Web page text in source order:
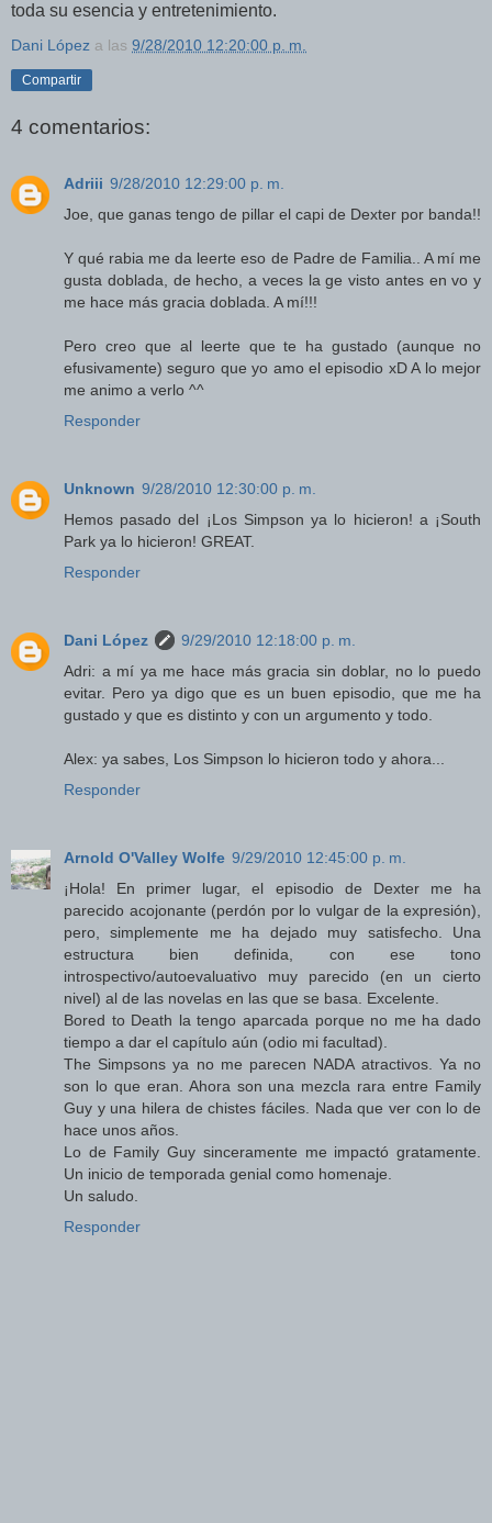
toda su esencia y entretenimiento.
Dani López a las 9/28/2010 12:20:00 p. m.
Compartir
4 comentarios:
Adriii 9/28/2010 12:29:00 p. m.
Joe, que ganas tengo de pillar el capi de Dexter por banda!!
Y qué rabia me da leerte eso de Padre de Familia.. A mí me
gusta doblada, de hecho, a veces la ge visto antes en vo y
me hace más gracia doblada. A mí!!!
Pero creo que al leerte que te ha gustado (aunque no
efusivamente) seguro que yo amo el episodio xD A lo mejor
me animo a verlo ^^
Responder
Unknown 9/28/2010 12:30:00 p. m.
Hemos pasado del ¡Los Simpson ya lo hicieron! a ¡South
Park ya lo hicieron! GREAT.
Responder
Dani López
9/29/2010 12:18:00 p. m.
Adri: a mí ya me hace más gracia sin doblar, no lo puedo
evitar. Pero ya digo que es un buen episodio, que me ha
gustado y que es distinto y con un argumento y todo.
Alex: ya sabes, Los Simpson lo hicieron todo y ahora...
Responder
Arnold O'Valley Wolfe 9/29/2010 12:45:00 p. m.
¡Hola! En primer lugar, el episodio de Dexter me ha
parecido acojonante (perdón por lo vulgar de la expresión),
pero, simplemente me ha dejado muy satisfecho. Una
estructura bien definida, con ese tono
introspectivo/autoevaluativo muy parecido (en un cierto
nivel) al de las novelas en las que se basa. Excelente.
Bored to Death la tengo aparcada porque no me ha dado
tiempo a dar el capítulo aún (odio mi facultad).
The Simpsons ya no me parecen NADA atractivos. Ya no
son lo que eran. Ahora son una mezcla rara entre Family
Guy y una hilera de chistes fáciles. Nada que ver con lo de
hace unos años.
Lo de Family Guy sinceramente me impactó gratamente.
Un inicio de temporada genial como homenaje.
Un saludo.
Responder